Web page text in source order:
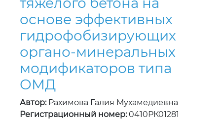
основе эффективных
гидрофобизирующих
органо-минеральных
модификаторов типа
ОМД
Автор:Рахимова Галия Мухамедиевна
Регистрационный номер:0410РК01281